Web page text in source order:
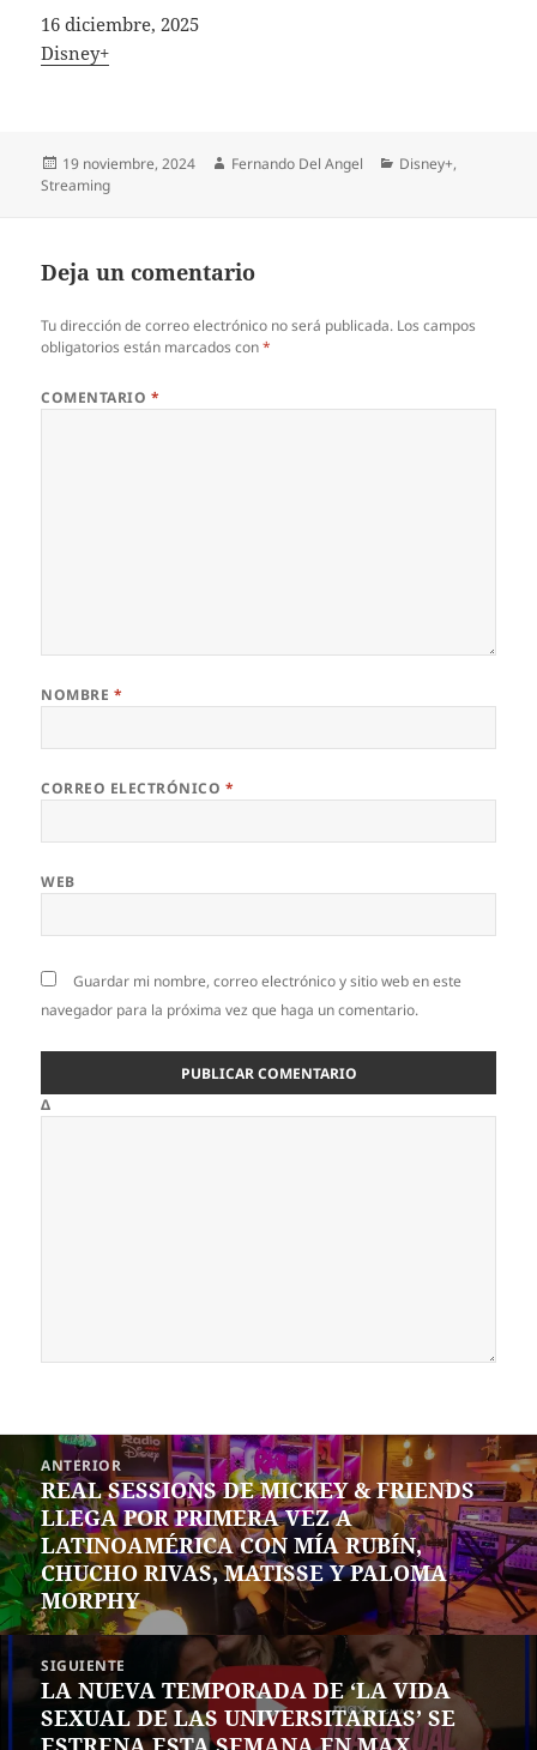
Fecha
16 diciembre, 2025
In relation to
Disney+
Publicado
el
19 noviembre, 2024 Autor
Fernando Del Angel Categorías
Disney+,
Streaming
Deja un comentario
Tu dirección de correo electrónico no será publicada. Los campos
obligatorios están marcados con*
COMENTARIO *
NOMBRE *
CORREO ELECTRÓNICO *
WEB
Guardar mi nombre, correo electrónico y sitio web en este
navegador para la próxima vez que haga un comentario.
Δ
Navegación
de
entradas
ANTERIOR
Entrada
anterior:
REAL SESSIONS DE MICKEY & FRIENDS
LLEGA POR PRIMERA VEZ A
LATINOAMÉRICA CON MÍA RUBÍN,
CHUCHO RIVAS, MATISSE Y PALOMA
MORPHY
SIGUIENTE
Siguiente
entrada:
LA NUEVA TEMPORADA DE ‘LA VIDA
SEXUAL DE LAS UNIVERSITARIAS’ SE